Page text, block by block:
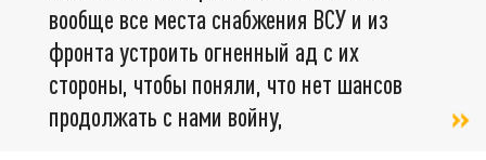
вообще все места снабжения ВСУ и из
фронта устроить огненный ад с их
стороны, чтобы поняли, что нет шансов
продолжать с нами войну,